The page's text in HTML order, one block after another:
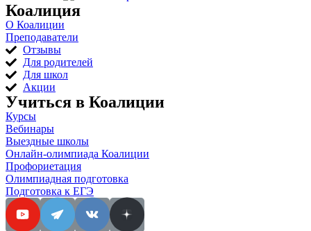
Коалиция
О Коалиции
Преподаватели
Отзывы
Для родителей
Для школ
Акции
Учиться в Коалиции
Курсы
Вебинары
Выездные школы
Онлайн-олимпиада Коалиции
Профориетация
Олимпиадная подготовка
Подготовка к ЕГЭ